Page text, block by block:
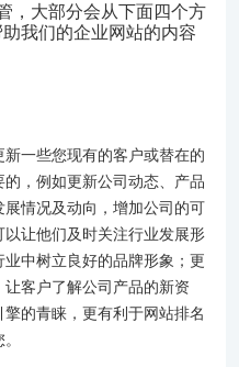
，大部分会从下面四个方
我们的企业网站的内容
一些您现有的客户或替在的
，例如更新公司动态、产品
情况及动向，增加公司的可
让他们及时关注行业发展形
中树立良好的品牌形象；更
客户了解公司产品的新资
的青睐，更有利于网站排名